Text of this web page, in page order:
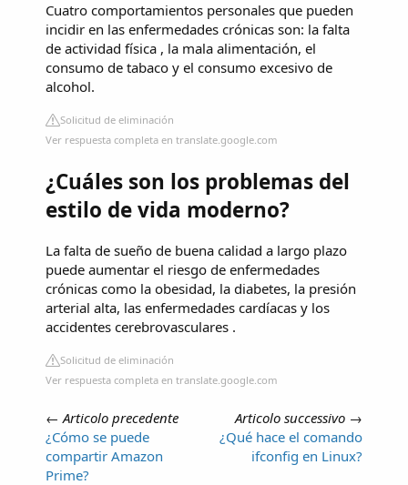
Cuatro comportamientos personales que pueden
incidir en las enfermedades crónicas son: la falta
de actividad física , la mala alimentación, el
consumo de tabaco y el consumo excesivo de
alcohol.
Solicitud de eliminación
Ver respuesta completa en translate.google.com
¿Cuáles son los problemas del
estilo de vida moderno?
La falta de sueño de buena calidad a largo plazo
puede aumentar el riesgo de enfermedades
crónicas como la obesidad, la diabetes, la presión
arterial alta, las enfermedades cardíacas y los
accidentes cerebrovasculares .
Solicitud de eliminación
Ver respuesta completa en translate.google.com
← Articolo precedente
¿Cómo se puede
compartir Amazon
Prime?
Articolo successivo →
¿Qué hace el comando
ifconfig en Linux?